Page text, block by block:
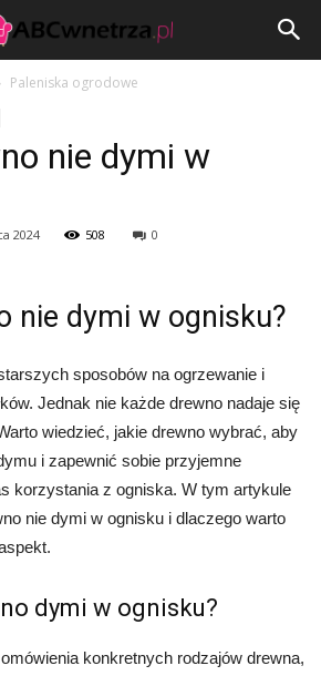
Paleniska ogrodowe
nie dymi w
2024 508 0
nie dymi w ognisku?
sposobów na ogrzewanie i
Jednak nie każde drewno nadaje się
wiedzieć, jakie drewno wybrać, aby
i zapewnić sobie przyjemne
korzystania z ogniska. W tym artykule
nie dymi w ognisku i dlaczego warto
dymi w ognisku?
konkretnych rodzajów drewna,